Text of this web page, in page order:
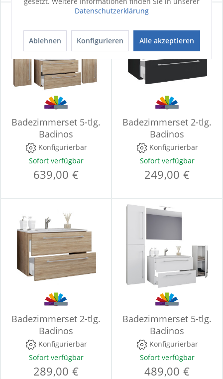
Badezimmerset 5-tlg.
Badinos
Konfigurierbar
Sofort verfügbar
639,00 €
Badezimmerset 2-tlg.
Badinos
Konfigurierbar
Sofort verfügbar
249,00 €
Badezimmerset 2-tlg.
Badinos
Konfigurierbar
Sofort verfügbar
289,00 €
Badezimmerset 5-tlg.
Badinos
Konfigurierbar
Sofort verfügbar
489,00 €
Datenschutzerklärung
Ablehnen Konfigurieren Alle akzeptieren